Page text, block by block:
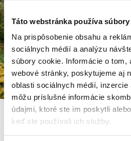
Táto webstránka používa
Na prispôsobenie obsahu a
sociálnych médií a analýzu
súbory cookie. Informácie o tom,
webové stránky, poskytujeme aj
oblasti sociálnych médií, inzercie
môžu príslušné informácie
údajmi, ktoré ste im poskytli
keď ste používali ich služby.